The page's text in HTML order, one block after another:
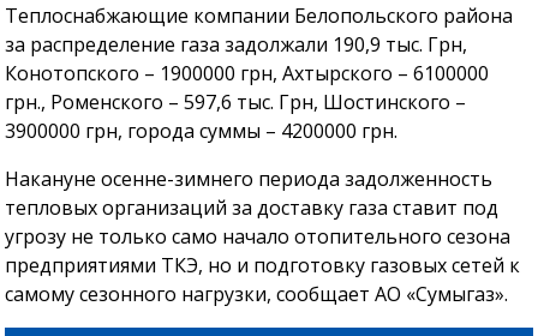
Теплоснабжающие компании Белопольского района
за распределение газа задолжали 190,9 тыс. Грн,
Конотопского – 1900000 грн, Ахтырского – 6100000
грн., Роменского – 597,6 тыс. Грн, Шостинского –
3900000 грн, города суммы – 4200000 грн.
Накануне осенне-зимнего периода задолженность
тепловых организаций за доставку газа ставит под
угрозу не только само начало отопительного сезона
предприятиями ТКЭ, но и подготовку газовых сетей к
самому сезонного нагрузки, сообщает АО «Сумыгаз».